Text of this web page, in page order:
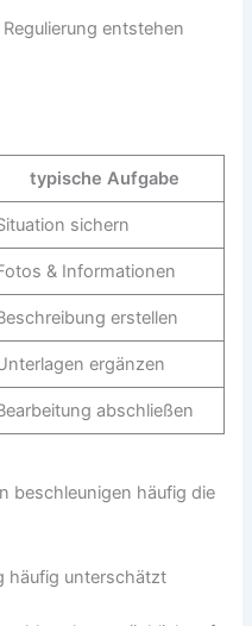
entstehen
typische Aufgabe
sichern
& Informationen
erstellen
ergänzen
abschließen
beschleunigen häufig die
häufig unterschätzt